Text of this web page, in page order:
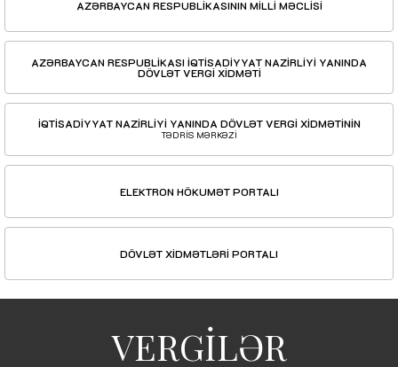
AZƏRBAYCAN RESPUBLİKASININ MİLLİ MƏCLİSİ
AZƏRBAYCAN RESPUBLİKASI İQTİSADİYYAT NAZİRLİYİ YANINDA
DÖVLƏT VERGİ XİDMƏTİ
İQTİSADİYYAT NAZİRLİYİ YANINDA DÖVLƏT VERGİ XİDMƏTİNİN
TƏDRİS MƏRKƏZİ
ELEKTRON HÖKUMƏT PORTALI
DÖVLƏT XİDMƏTLƏRİ PORTALI
VERGİLƏR